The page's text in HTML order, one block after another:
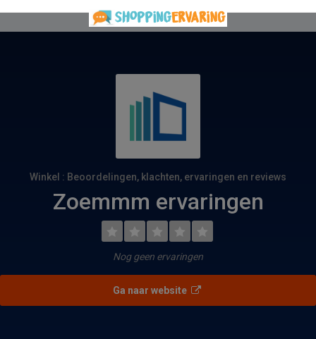
Winkel : Beoordelingen, klachten, ervaringen en reviews
Zoemmm ervaringen
Nog geen ervaringen
Ga naar website